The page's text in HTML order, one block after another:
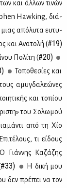
και άλ­λων τι­νών
Hawking, διά­
μιας από­λυ­τα ευ­τυ­
και Ανα­το­λή (#19)
Πο­λί­τη (#20)
Το­πο­θε­σί­ες και
αμυ­γδα­λε­ώ­νες
και το­πί­ου
του Σο­λω­μού
από τη Χίο
Επι­τέ­λους, τι εί­δους
Ο Γιάν­νης Κα­ζά­ζης
#33)
Η δι­κή μου
δεν πρέ­πει να τον